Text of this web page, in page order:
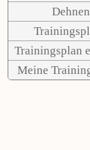
Dehnen
Trainingsplan
Meine